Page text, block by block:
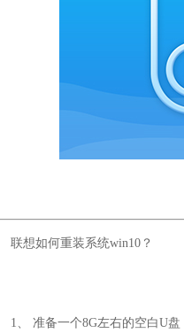
联想如何重装系统win10？
1、 准备一个8G左右的空白U盘